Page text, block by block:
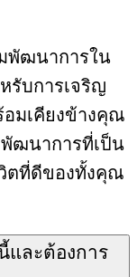
พัฒนาการใน
รับการเจริญ
มเคียงข้างคุณ
ฒนาการที่เป็น
ตที่ดีของทั้งคุณ
และต้องการ